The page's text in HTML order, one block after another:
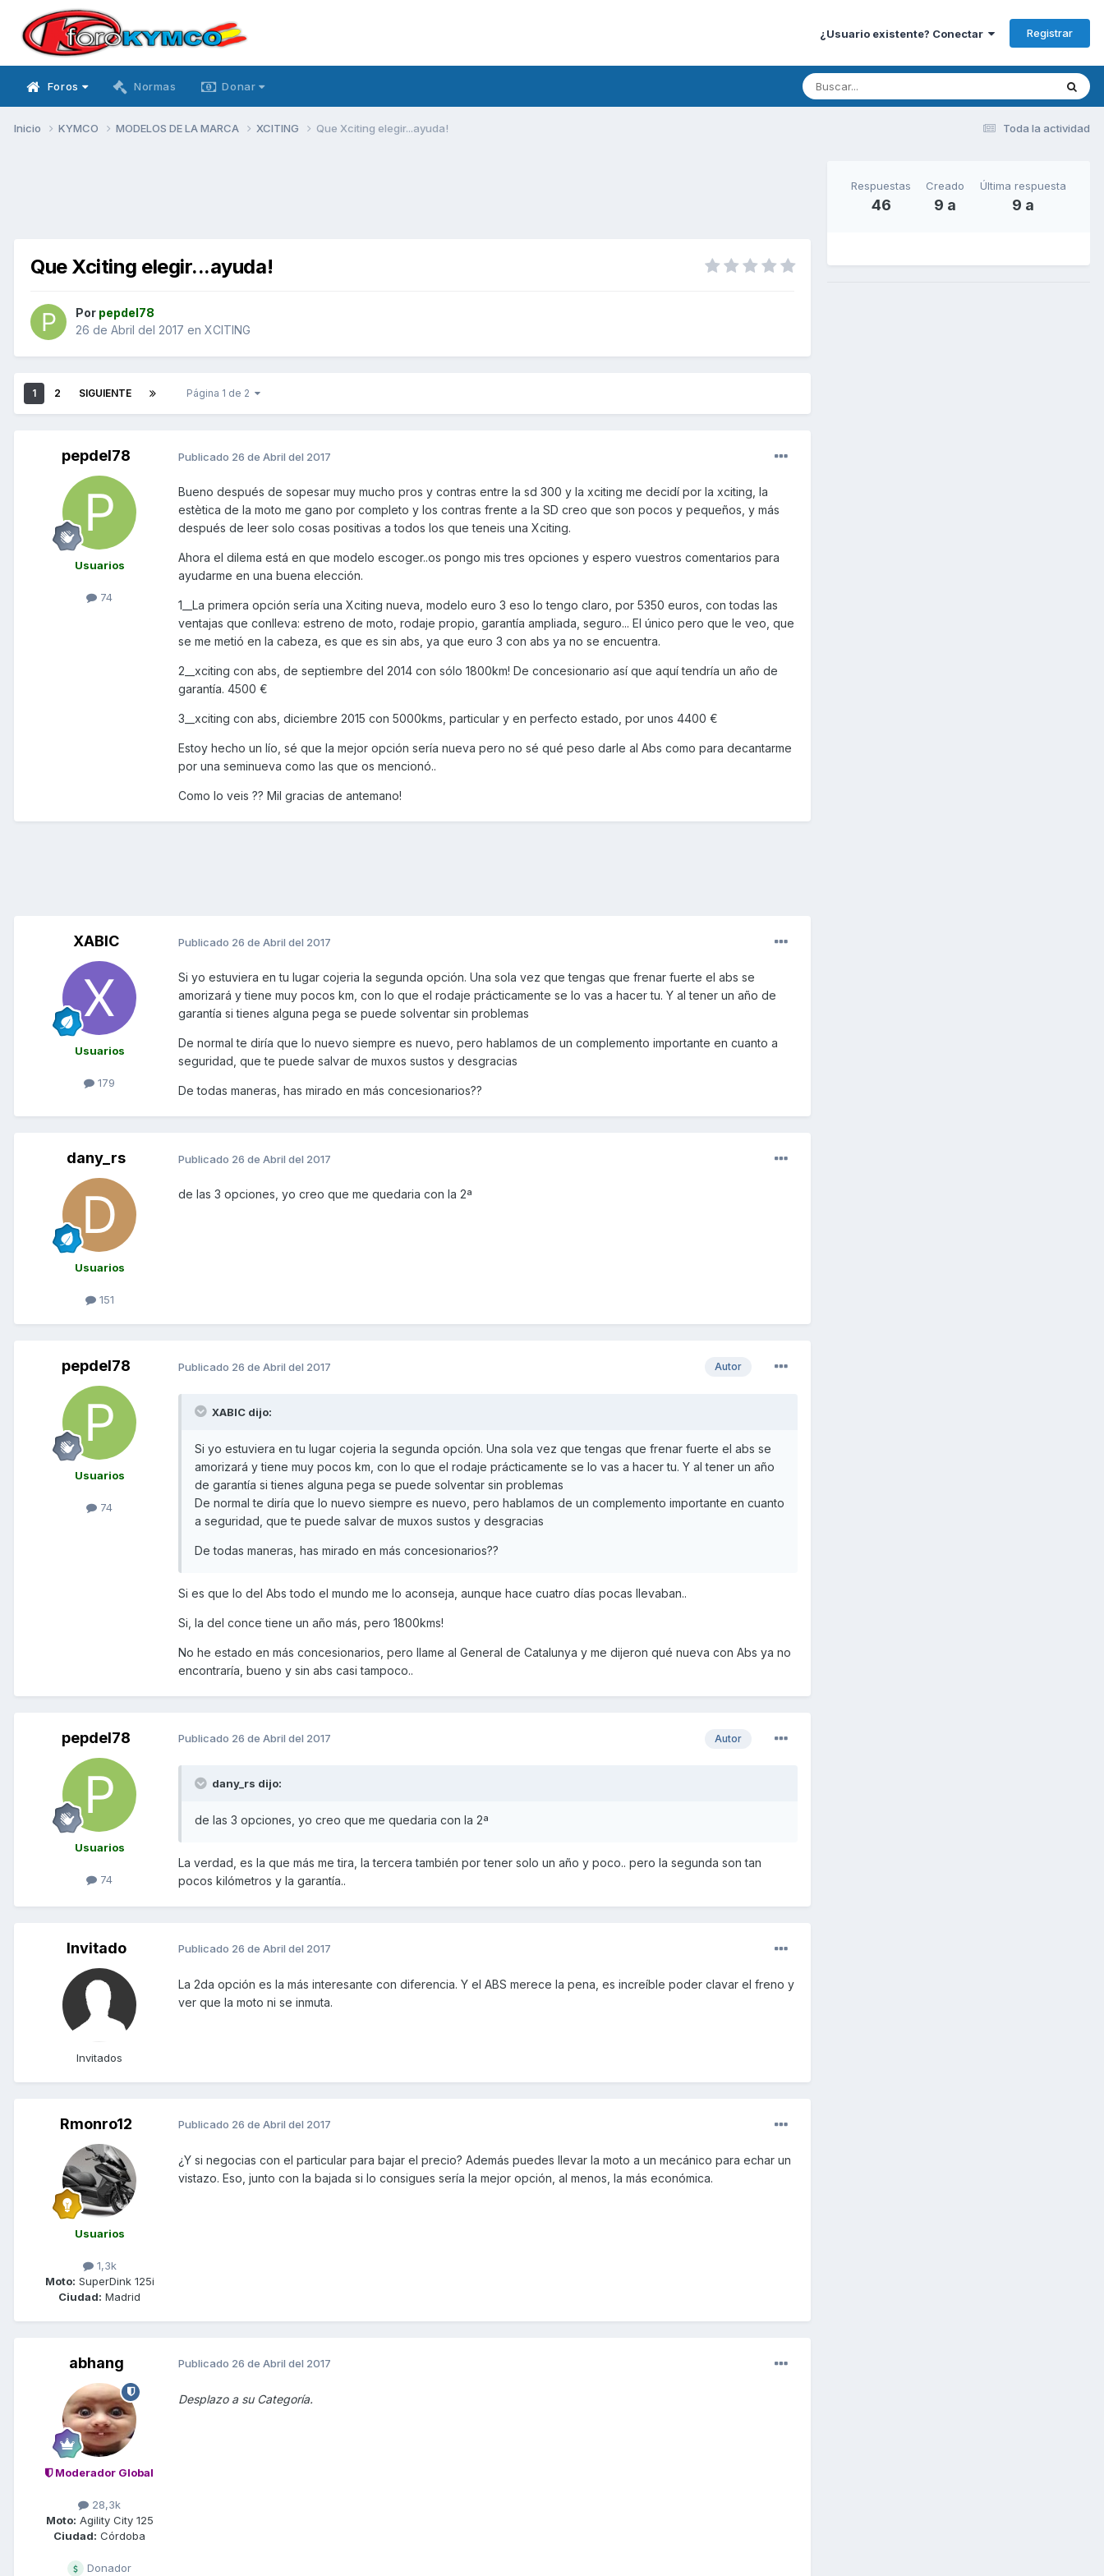
¿Usuario existente? Conectar Registrar
Foros Normas Donar
Toda la actividad
Inicio KYMCO MODELOS DE LA MARCA XCITING Que Xciting elegir...ayuda!
Que Xciting elegir...ayuda!
Por pepdel78
26 de Abril del 2017 en XCITING
1 2 SIGUIENTE Página 1 de 2
pepdel78
Usuarios
74
Publicado 26 de Abril del 2017
Bueno después de sopesar muy mucho pros y contras entre la sd 300 y la xciting me decidí por la xciting, la
estètica de la moto me gano por completo y los contras frente a la SD creo que son pocos y pequeños, y más
después de leer solo cosas positivas a todos los que teneis una Xciting.
Ahora el dilema está en que modelo escoger..os pongo mis tres opciones y espero vuestros comentarios para
ayudarme en una buena elección.
1__La primera opción sería una Xciting nueva, modelo euro 3 eso lo tengo claro, por 5350 euros, con todas las
ventajas que conlleva: estreno de moto, rodaje propio, garantía ampliada, seguro... El único pero que le veo, que
se me metió en la cabeza, es que es sin abs, ya que euro 3 con abs ya no se encuentra.
2__xciting con abs, de septiembre del 2014 con sólo 1800km! De concesionario así que aquí tendría un año de
garantía. 4500 €
3__xciting con abs, diciembre 2015 con 5000kms, particular y en perfecto estado, por unos 4400 €
Estoy hecho un lío, sé que la mejor opción sería nueva pero no sé qué peso darle al Abs como para decantarme
por una seminueva como las que os mencionó..
Como lo veis ?? Mil gracias de antemano!
XABIC
Usuarios
179
Publicado 26 de Abril del 2017
Si yo estuviera en tu lugar cojeria la segunda opción. Una sola vez que tengas que frenar fuerte el abs se
amorizará y tiene muy pocos km, con lo que el rodaje prácticamente se lo vas a hacer tu. Y al tener un año de
garantía si tienes alguna pega se puede solventar sin problemas
De normal te diría que lo nuevo siempre es nuevo, pero hablamos de un complemento importante en cuanto a
seguridad, que te puede salvar de muxos sustos y desgracias
De todas maneras, has mirado en más concesionarios??
dany_rs
Usuarios
151
Publicado 26 de Abril del 2017
de las 3 opciones, yo creo que me quedaria con la 2ª
pepdel78
Usuarios
74
Autor
Publicado 26 de Abril del 2017
XABIC dijo:
Si yo estuviera en tu lugar cojeria la segunda opción. Una sola vez que tengas que frenar fuerte el abs se
amorizará y tiene muy pocos km, con lo que el rodaje prácticamente se lo vas a hacer tu. Y al tener un año
de garantía si tienes alguna pega se puede solventar sin problemas
De normal te diría que lo nuevo siempre es nuevo, pero hablamos de un complemento importante en cuanto
a seguridad, que te puede salvar de muxos sustos y desgracias
De todas maneras, has mirado en más concesionarios??
Si es que lo del Abs todo el mundo me lo aconseja, aunque hace cuatro días pocas llevaban..
Si, la del conce tiene un año más, pero 1800kms!
No he estado en más concesionarios, pero llame al General de Catalunya y me dijeron qué nueva con Abs ya no
encontraría, bueno y sin abs casi tampoco..
pepdel78
Usuarios
74
Autor
Publicado 26 de Abril del 2017
dany_rs dijo:
de las 3 opciones, yo creo que me quedaria con la 2ª
La verdad, es la que más me tira, la tercera también por tener solo un año y poco.. pero la segunda son tan
pocos kilómetros y la garantía..
Invitado
Invitados
Publicado 26 de Abril del 2017
La 2da opción es la más interesante con diferencia. Y el ABS merece la pena, es increíble poder clavar el freno y
ver que la moto ni se inmuta.
Rmonro12
Usuarios
1,3k
Moto: SuperDink 125i
Ciudad: Madrid
Publicado 26 de Abril del 2017
¿Y si negocias con el particular para bajar el precio? Además puedes llevar la moto a un mecánico para echar un
vistazo. Eso, junto con la bajada si lo consigues sería la mejor opción, al menos, la más económica.
abhang
Moderador Global
28,3k
Moto: Agility City 125
Ciudad: Córdoba
Donador
Publicado 26 de Abril del 2017
Desplazo a su Categoría.
Respuestas
46
Creado
9 a
Última respuesta
9 a